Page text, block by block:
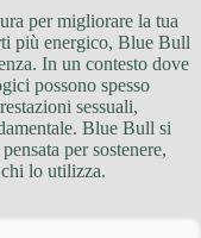
per migliorare la tua
più energico, Blue Bull
In un contesto dove
possono spesso
sessuali,
Blue Bull si
per sostenere,
lo utilizza.